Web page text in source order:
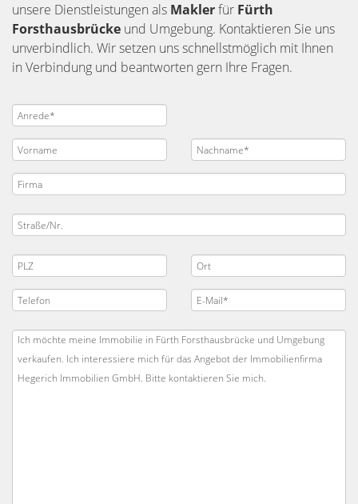
unsere Dienstleistungen als Maklerfür Fürth
Forsthausbrücke und Umgebung. Kontaktieren Sie uns
unverbindlich. Wir setzen uns schnellstmöglich mit Ihnen
in Verbindung und beantworten gern Ihre Fragen.